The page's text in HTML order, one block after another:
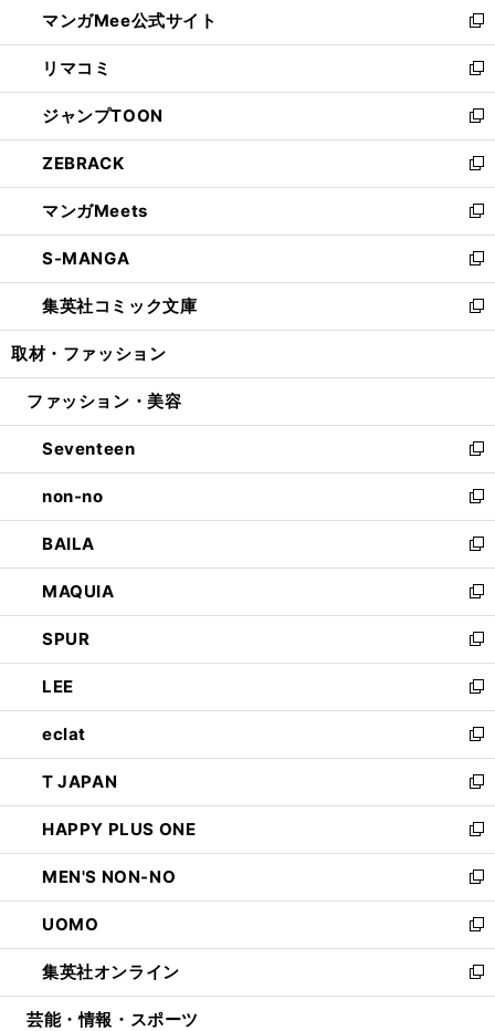
く
ド
ウ
で
開
く
ィ
ン
ド
ウ
で
開
く
い
ウ
ィ
ン
ド
ウ
で
開
く
マンガMee公式サイト
新
し
い
ウ
ィ
ン
ド
ウ
で
開
く
リマコミ
新
し
い
ウ
ィ
ン
ド
ウ
で
開
く
ジャンプTOON
新
し
い
ウ
ィ
ン
ド
ウ
で
開
ZEBRACK
新
し
い
ウ
ィ
ン
ド
ウ
開
マンガMeets
新
し
い
ウ
ィ
ン
ウ
開
く
S-MANGA
新
し
い
ウ
ン
ウ
で
開
く
集英社コミック文庫
新
し
ウ
ン
ド
ウ
で
開
く
取材・ファッション
ファッション・美容
Seventeen
新
し
い
ウ
ィ
ン
ド
ウ
で
開
く
non-no
新
し
い
ウ
ィ
ン
ド
ウ
で
開
く
BAILA
新
し
い
ウ
ィ
ン
ド
ウ
で
開
く
MAQUIA
新
し
い
ウ
ィ
ン
ド
ウ
で
開
く
SPUR
新
し
い
ウ
ィ
ン
ド
ウ
で
開
く
LEE
新
し
い
ウ
ィ
ン
ド
ウ
で
開
く
eclat
新
し
い
ウ
ィ
ン
ド
ウ
で
開
く
T JAPAN
新
し
い
ウ
ィ
ン
ド
ウ
で
開
HAPPY PLUS ONE
新
し
い
ウ
ィ
ン
ド
ウ
MEN'S NON-NO
新
し
い
ウ
ィ
ン
UOMO
新
し
い
ウ
集英社オンライン
新
し
芸能・情報・スポーツ